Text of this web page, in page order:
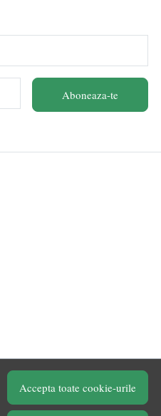
Accepta toate cookie-urile
Aboneaza-te
© Chilipirul Zilei 2026